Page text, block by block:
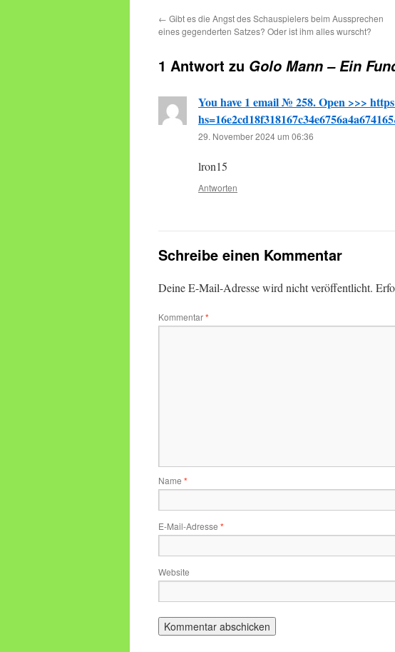
← Gibt es die Angst des Schauspielers beim Aussprechen
eines gegenderten Satzes? Oder ist ihm alles wurscht?
1 Antwort zu Golo Mann – Ein
You have 1 email № 258. Open >>>
29. November 2024 um 06:36
lron15
Antworten
Schreibe einen Kommentar
Deine E-Mail-Adresse wird nicht veröffentlicht.
Kommentar*
Name *
E-Mail-Adresse *
Website